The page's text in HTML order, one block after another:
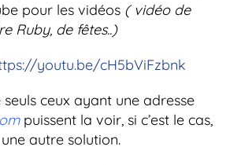
pour les vidéos ( vidéo de
Ruby, de fêtes..)
youtu.be/cH5bViFzbnk
seuls ceux ayant une adresse
puissent la voir, si c’est le cas,
autre solution.